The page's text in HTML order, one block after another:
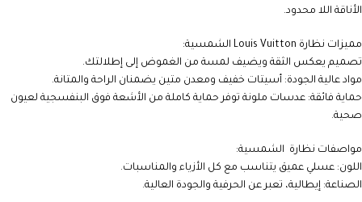
الأناقة اللا محدود.
مميزات نظارة Louis Vuitton الشمسية:
تصميم يعكس الثقة ويضيف لمسة من الغموض إلى إطلالتك.
مواد عالية الجودة: أسيتات خفيف ومعدن متين يضمنان الراحة والمتانة.
حماية فائقة: عدسات ملونة توفر حماية كاملة من الأشعة فوق البنفسجية لعيون
صحية.
مواصفات نظارة الشمسية:
اللون: عسلي عميق يتناسب مع كل الأزياء والمناسبات.
الصناعة: إيطالية، تعبر عن الحرفية والجودة العالية.